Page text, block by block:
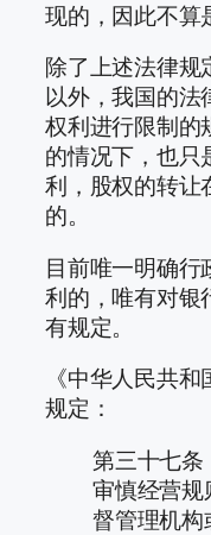
现的，因此不算
除了上述法律规
以外，我国的法
权利进行限制的
的情况下，也只
利，股权的转让
的。
目前唯一明确行
利的，唯有对银
有规定。
《中华人民共
规定：
第三十七
审慎经营规
督管理机构